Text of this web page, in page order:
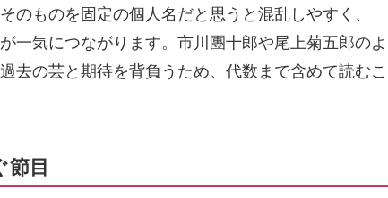
のものを固定の個人名だと思うと混乱しやすく、
一気につながります。市川團十郎や尾上菊五郎のよ
去の芸と期待を背負うため、代数まで含めて読むこ
目